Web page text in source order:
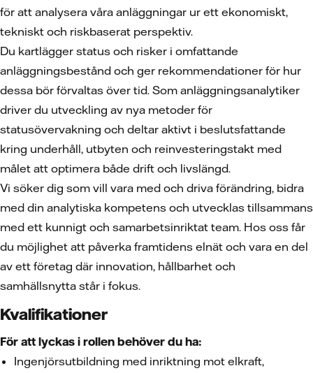
för att analysera våra anläggningar ur ett ekonomiskt,
tekniskt och riskbaserat perspektiv.
Du kartlägger status och risker i omfattande
anläggningsbestånd och ger rekommendationer för hur
dessa bör förvaltas över tid. Som anläggningsanalytiker
driver du utveckling av nya metoder för
statusövervakning och deltar aktivt i beslutsfattande
kring underhåll, utbyten och reinvesteringstakt med
målet att optimera både drift och livslängd.
Vi söker dig som vill vara med och driva förändring, bidra
med din analytiska kompetens och utvecklas tillsammans
med ett kunnigt och samarbetsinriktat team. Hos oss får
du möjlighet att påverka framtidens elnät och vara en del
av ett företag där innovation, hållbarhet och
samhällsnytta står i fokus.
Kvalifikationer
För att lyckas i rollen behöver du ha:
Ingenjörsutbildning med inriktning mot elkraft,